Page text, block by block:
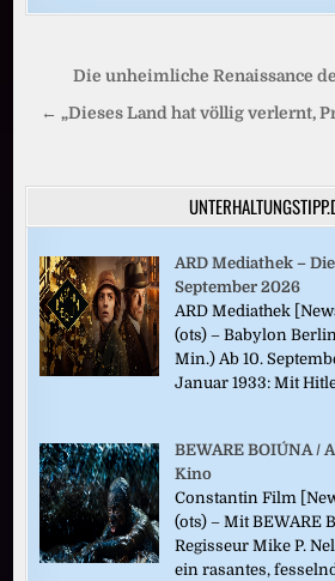
Beitragsnavigation
Die unheimliche Renaissance
← „Dieses Land hat völlig verlernt,
ARD Mediathek –
September 2026
ARD Mediathek
(ots) – Babylon
Min.) Ab 10.
Januar 1933: Mit
BEWARE BOIÚNA /
Kino
Constantin Film
(ots) – Mit BEWARE
Regisseur Mike P.
ein rasantes,